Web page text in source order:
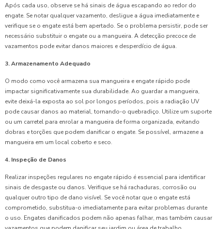
Após cada uso, observe se há sinais de água escapando ao redor do
engate. Se notar qualquer vazamento, desligue a água imediatamente e
verifique se o engate está bem apertado. Se o problema persistir, pode ser
necessário substituir o engate ou a mangueira. A detecção precoce de
vazamentos pode evitar danos maiores e desperdício de água.
3. Armazenamento Adequado
O modo como você armazena sua mangueira e engate rápido pode
impactar significativamente sua durabilidade. Ao guardar a mangueira,
evite deixá-la exposta ao sol por longos períodos, pois a radiação UV
pode causar danos ao material, tornando-o quebradiço. Utilize um suporte
ou um carretel para enrolar a mangueira de forma organizada, evitando
dobras e torções que podem danificar o engate. Se possível, armazene a
mangueira em um local coberto e seco.
4. Inspeção de Danos
Realizar inspeções regulares no engate rápido é essencial para identificar
sinais de desgaste ou danos. Verifique se há rachaduras, corrosão ou
qualquer outro tipo de dano visível. Se você notar que o engate está
comprometido, substitua-o imediatamente para evitar problemas durante
o uso. Engates danificados podem não apenas falhar, mas também causar